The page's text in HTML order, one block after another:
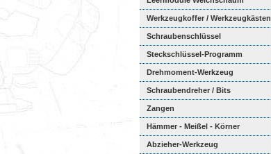
Werkzeugkoffer / Werkzeugkästen
Schraubenschlüssel
Steckschlüssel-Programm
Drehmoment-Werkzeug
Schraubendreher / Bits
Zangen
Hämmer - Meißel - Körner
Abzieher-Werkzeug